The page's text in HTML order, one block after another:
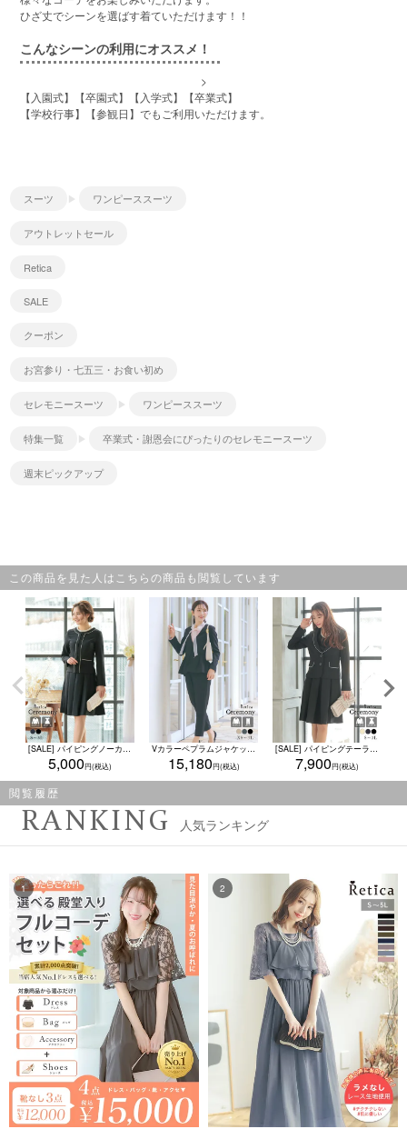
ひざ丈でシーンを選ばす着ていただけます！！
こんなシーンの利用にオススメ！
>
【入園式】【卒園式】【入学式】【卒業式】
【学校行事】【参観日】でもご利用いただけます。
スーツ ワンピーススーツ
アウトレットセール
Retica
SALE
クーポン
お宮参り・七五三・お食い初め
セレモニースーツ ワンピーススーツ
特集一覧 卒業式・謝恩会にぴったりのセレモニースーツ
週末ピックアップ
この商品を見た人はこちらの商品も閲覧しています
[SALE] パイピングノーカラージャケットワンピースセレモニースーツ (S～4Lサイズ) (ネイビー/ブラック)
5,000
Vカラーペプラムジャケット×テーパードパンツセットアップセレモニースーツ (XSサイズ～XXLサイズ) (ブラック/ダークグレー/ベージュ)
15,180
[SALE] パイピングテーラードジャケット半袖ワンピースセレモニースーツ (Sサイズ～XXLサイズ)
7,900
閲覧履歴
RANKING 人気ランキング